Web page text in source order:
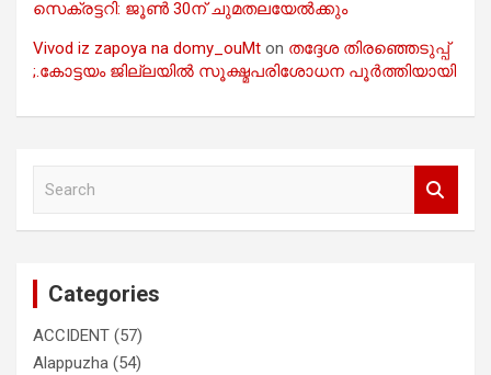
സെക്രട്ടറി: ജൂൺ 30ന് ചുമതലയേൽക്കും
Vivod iz zapoya na domy_ouMt on തദ്ദേശ തിരഞ്ഞെടുപ്പ്
;.കോട്ടയം ജില്ലയിൽ സൂക്ഷ്മപരിശോധന പൂർത്തിയായി
Categories
ACCIDENT (57)
Alappuzha (54)